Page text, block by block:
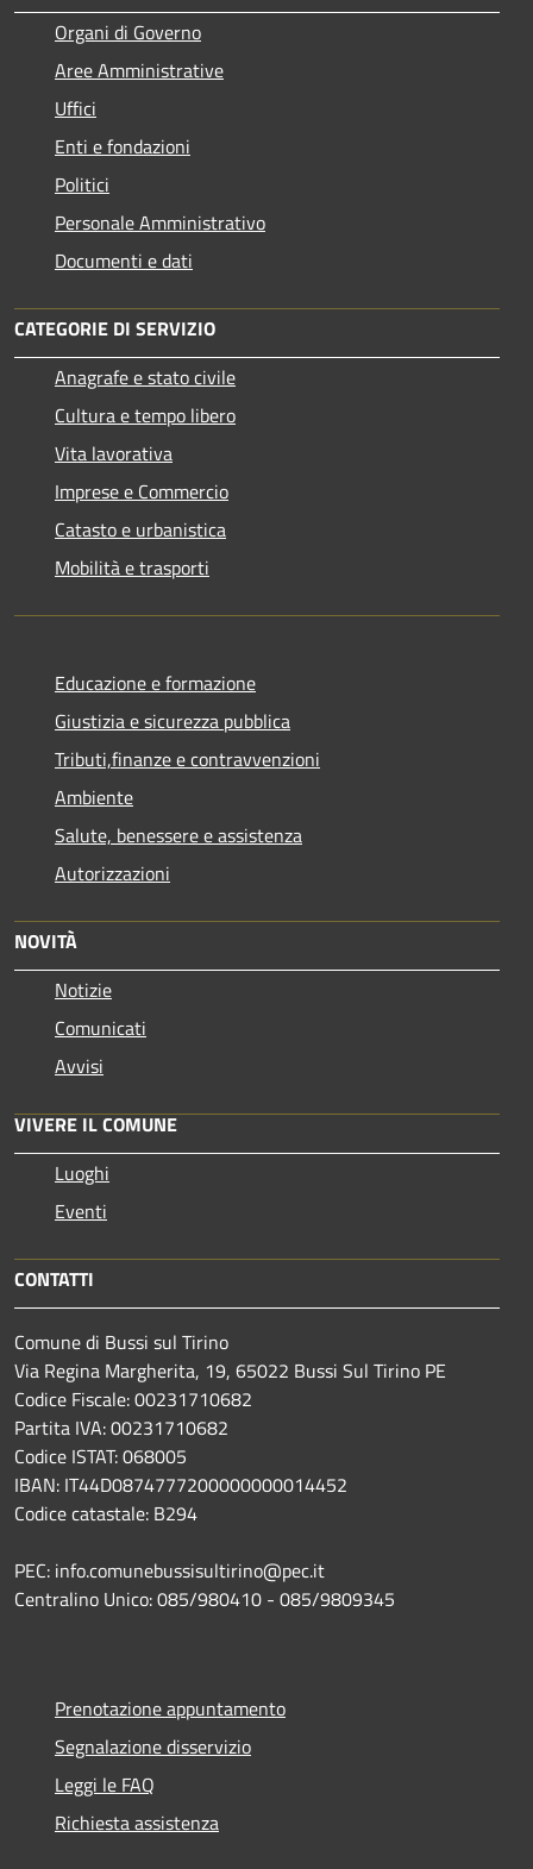
Organi di Governo
Aree Amministrative
Uffici
Enti e fondazioni
Politici
Personale Amministrativo
Documenti e dati
CATEGORIE DI SERVIZIO
Anagrafe e stato civile
Cultura e tempo libero
Vita lavorativa
Imprese e Commercio
Catasto e urbanistica
Mobilità e trasporti
Educazione e formazione
Giustizia e sicurezza pubblica
Tributi,finanze e contravvenzioni
Ambiente
Salute, benessere e assistenza
Autorizzazioni
NOVITÀ
Notizie
Comunicati
Avvisi
VIVERE IL COMUNE
Luoghi
Eventi
CONTATTI
Comune di Bussi sul Tirino
Via Regina Margherita, 19, 65022 Bussi Sul Tirino PE
Codice Fiscale: 00231710682
Partita IVA: 00231710682
Codice ISTAT: 068005
IBAN: IT44D0874777200000000014452
Codice catastale: B294
PEC: info.comunebussisultirino@pec.it
Centralino Unico: 085/980410 - 085/9809345
Prenotazione appuntamento
Segnalazione disservizio
Leggi le FAQ
Richiesta assistenza